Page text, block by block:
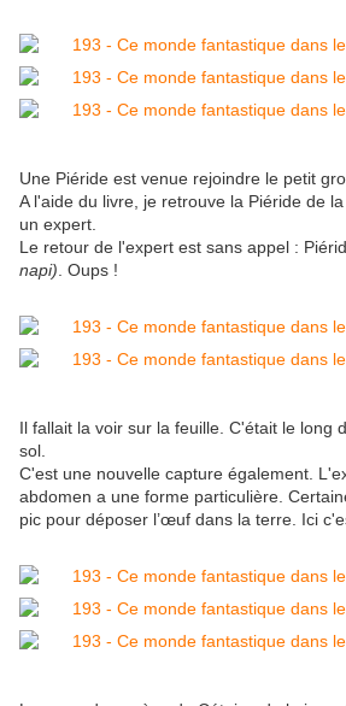
Une Piéride est venue rejoindre le petit
A l'aide du livre, je retrouve la Piéride de
un expert.
Le retour de l'expert est sans appel :
napi) . Oups !
Il fallait la voir sur la feuille. C'était le long
sol.
C'est une nouvelle capture également.
abdomen a une forme particulière.
pic pour déposer l’œuf dans la terre. Ici